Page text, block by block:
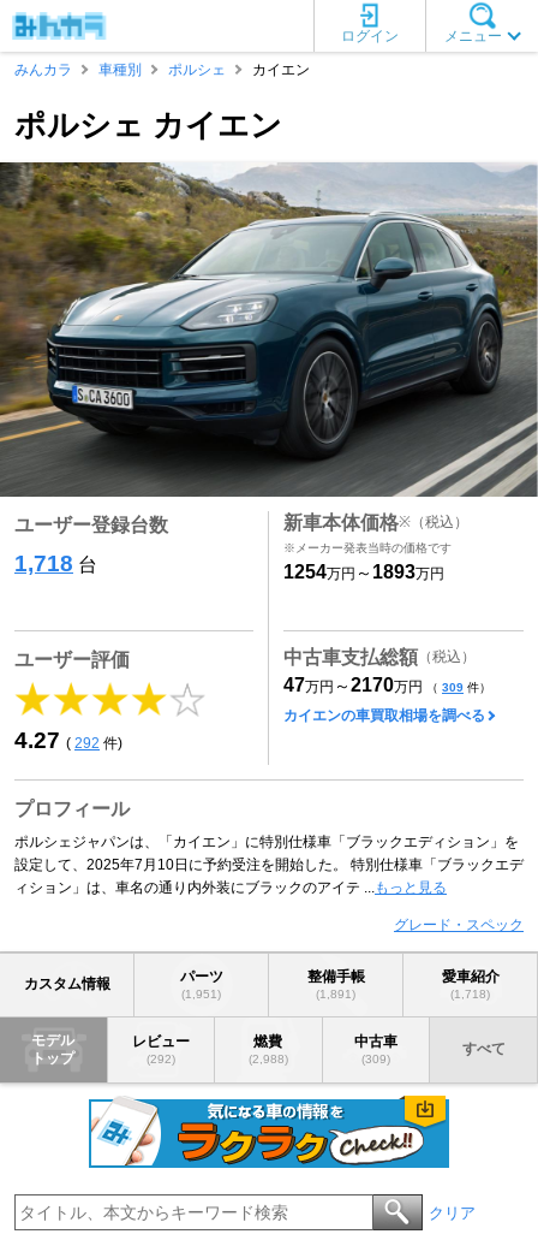
メニュー
ログイン
みんカラ
車種別 ポルシェ カイエン
ポルシェ カイエン
ユーザー登録台数
1,718 台
ユーザー評価
4.27 ( 292 件)
新車本体価格※ （税込）
※メーカー発表当時の価格です
1254万円 ～ 1893万円
中古車支払総額 （税込）
47万円 ～2170万円 （ 309 件）
カイエンの車買取相場を調べる
プロフィール
ポルシェジャパンは、「カイエン」に特別仕様車「ブラックエディション」を
設定して、2025年7月10日に予約受注を開始した。 特別仕様車「ブラックエデ
ィション」は、車名の通り内外装にブラックのアイテ ...
もっと見る
グレード・スペック
カスタム情報 パーツ
(1,951)
整備手帳
(1,891)
愛車紹介
(1,718)
モデル
トップ
レビュー
(292)
燃費
(2,988)
中古車
(309)
すべて
クリア